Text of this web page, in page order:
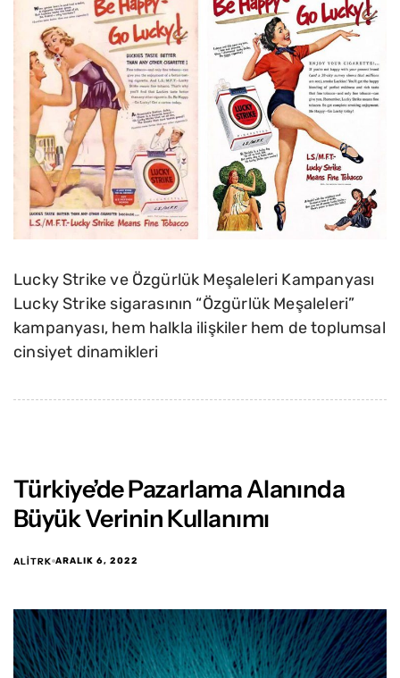
Lucky Strike ve Özgürlük Meşaleleri Kampanyası
Lucky Strike sigarasının “Özgürlük Meşaleleri”
kampanyası, hem halkla ilişkiler hem de toplumsal
cinsiyet dinamikleri
Türkiye’de Pazarlama Alanında
Büyük Verinin Kullanımı
ALITRK ARALIK 6, 2022